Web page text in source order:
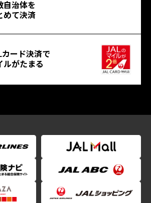
自治体を
めて決済
ード決済で
ルがたまる